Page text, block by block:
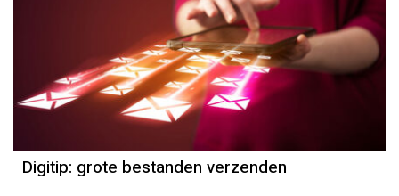
Digitip: grote bestanden verzenden